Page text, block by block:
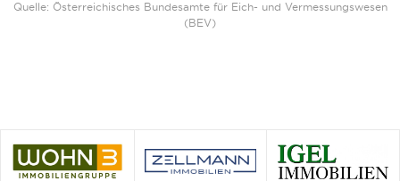
Quelle: Österreichisches Bundesamte für Eich- und Vermessungswesen
(BEV)